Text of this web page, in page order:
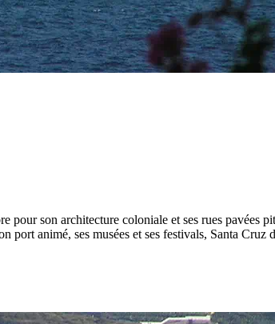
son architecture coloniale et ses rues pavées
port animé, ses musées et ses festivals, Santa